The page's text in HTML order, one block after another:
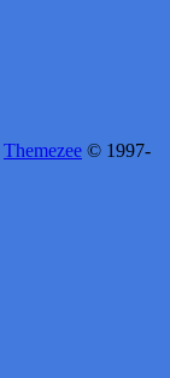
Themezee © 1997-